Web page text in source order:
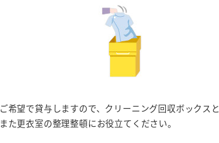
ご希望で貸与しますので、クリーニング回収ボックス
また更衣室の整理整頓にお役立てください。